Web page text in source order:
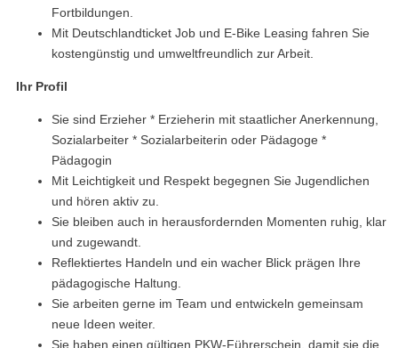
Fortbildungen.
Mit Deutschlandticket Job und E-Bike Leasing fahren Sie
kostengünstig und umweltfreundlich zur Arbeit.
Ihr Profil
Sie sind Erzieher * Erzieherin mit staatlicher Anerkennung,
Sozialarbeiter * Sozialarbeiterin oder Pädagoge *
Pädagogin
Mit Leichtigkeit und Respekt begegnen Sie Jugendlichen
und hören aktiv zu.
Sie bleiben auch in herausfordernden Momenten ruhig, klar
und zugewandt.
Reflektiertes Handeln und ein wacher Blick prägen Ihre
pädagogische Haltung.
Sie arbeiten gerne im Team und entwickeln gemeinsam
neue Ideen weiter.
Sie haben einen gültigen PKW-Führerschein, damit sie die